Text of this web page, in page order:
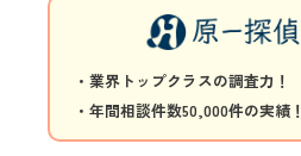
・業界トップクラスの調査力！
・年間相談件数50,000件の実績！